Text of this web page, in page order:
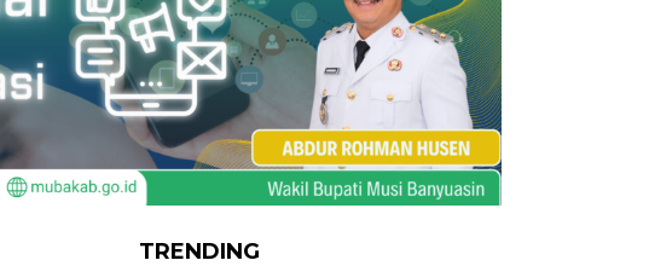
TRENDING